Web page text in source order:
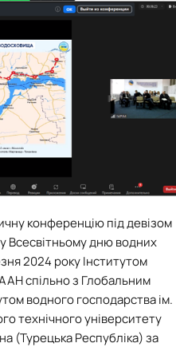
конференцію під девізом
дню водних
2024 року Інститутом
спільно з Глобальним
водного господарства ім.
технічного університету
(Турецька Республіка) за